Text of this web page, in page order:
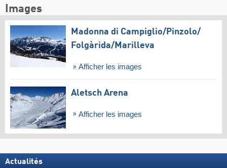
Images
Madonna di Campiglio/​Pinzolo/​
Folgàrida/​Marilleva
Afficher les images
Aletsch Arena
Afficher les images
Actualités